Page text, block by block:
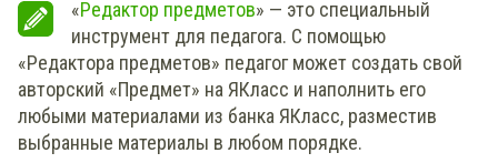
«Редактор предметов» — это специальный
инструмент для педагога. С помощью
«Редактора предметов» педагог может создать свой
авторский «Предмет» на ЯКласс и наполнить его
любыми материалами из банка ЯКласс, разместив
выбранные материалы в любом порядке.